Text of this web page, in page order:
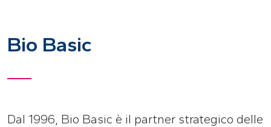
Bio Basic
Dal 1996, Bio Basic è il partner strategico delle